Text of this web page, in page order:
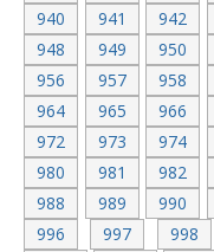
940
941 942
948
949 950
956
957 958
964
965 966
972
973 974
980
981 982
988
989 990
996
997 998